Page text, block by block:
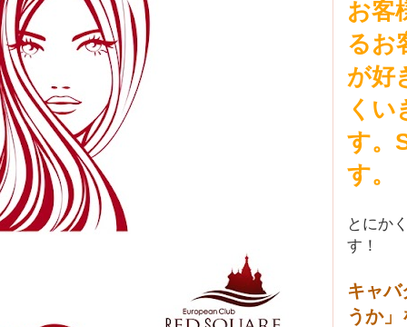
お客
るお
が好
くい
す。
す。
とにか
す！
キャ
うか